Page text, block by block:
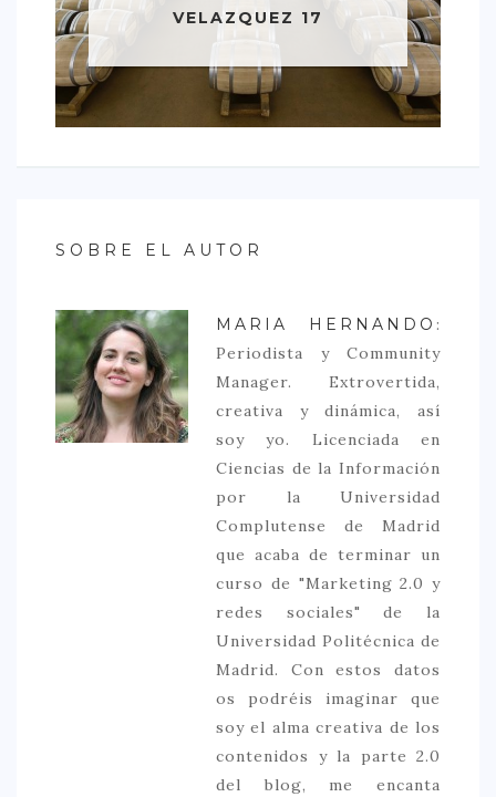
VELAZQUEZ 17
SOBRE EL AUTOR
MARIA HERNANDO :
Periodista y Community
Manager. Extrovertida,
creativa y dinámica, así
soy yo. Licenciada en
Ciencias de la Información
por la Universidad
Complutense de Madrid
que acaba de terminar un
curso de "Marketing 2.0 y
redes sociales" de la
Universidad Politécnica de
Madrid. Con estos datos
os podréis imaginar que
soy el alma creativa de los
contenidos y la parte 2.0
del blog, me encanta